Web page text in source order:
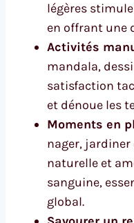
légères
en offrant une
Activités
mandala,
satisfaction
et dénoue les
Moments en
nager,
naturelle et
sanguine,
global.